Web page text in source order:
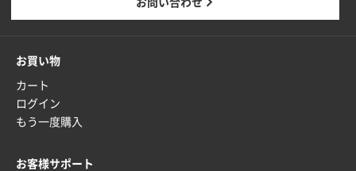
お問い合わせ
お買い物
カート
ログイン
もう一度購入
お客様サポート